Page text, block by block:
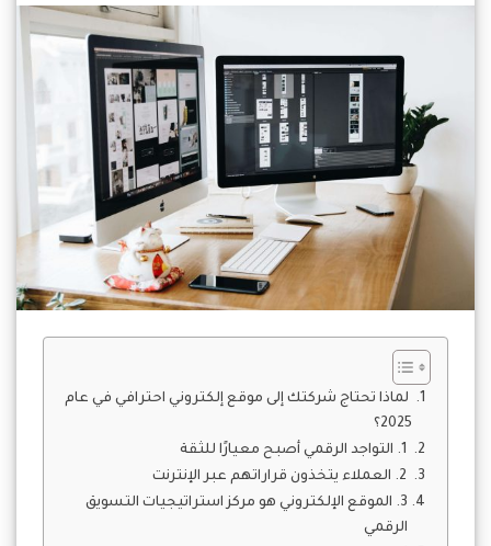
لماذا تحتاج شركتك إلى موقع إلكتروني احترافي في عام
2025؟
3. الموقع الإلكتروني هو مركز استراتيجيات التسويق
الرقمي